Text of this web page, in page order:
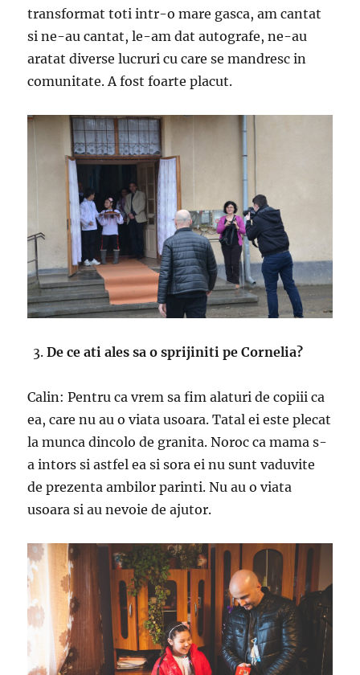
transformat toti intr-o mare gasca, am cantat
si ne-au cantat, le-am dat autografe, ne-au
aratat diverse lucruri cu care se mandresc in
comunitate. A fost foarte placut.
De ce ati ales sa o sprijiniti pe Cornelia?
Calin: Pentru ca vrem sa fim alaturi de copiii ca
ea, care nu au o viata usoara. Tatal ei este plecat
la munca dincolo de granita. Noroc ca mama s-
a intors si astfel ea si sora ei nu sunt vaduvite
de prezenta ambilor parinti. Nu au o viata
usoara si au nevoie de ajutor.